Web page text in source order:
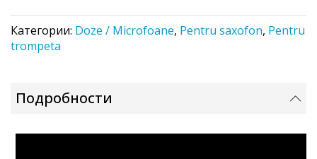
Категории: Doze / Microfoane, Pentru saxofon, Pentru
trompeta
Подробности